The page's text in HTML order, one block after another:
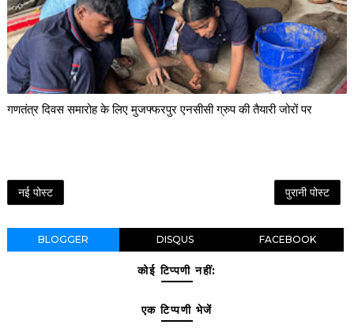
गणतंत्र दिवस समारोह के लिए मुजफ्फरपुर एनसीसी ग्रुप की तैयारी जोरों पर
नई पोस्ट पुरानी पोस्ट
BLOGGER DISQUS FACEBOOK
कोई टिप्पणी नहीं:
एक टिप्पणी भेजें